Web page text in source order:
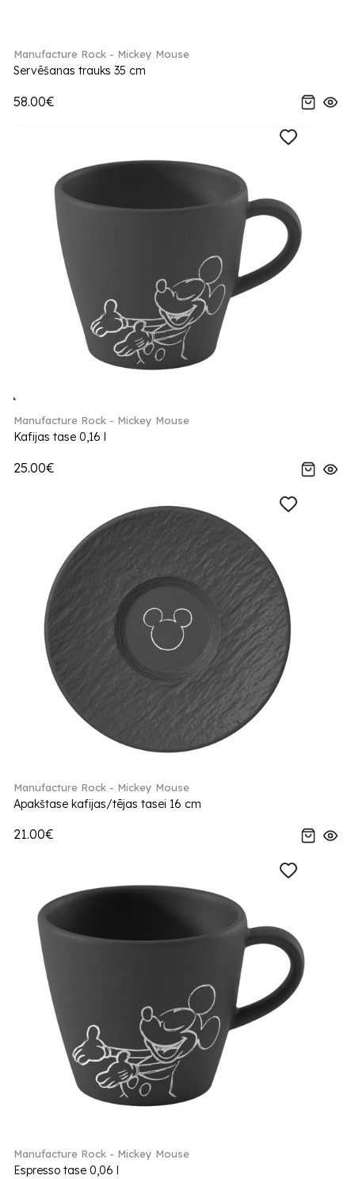
Manufacture Rock - Mickey Mouse
Servēšanas trauks 35 cm
58.00€
Manufacture Rock - Mickey Mouse
Kafijas tase 0,16 l
25.00€
Manufacture Rock - Mickey Mouse
Apakštase kafijas/tējas tasei 16 cm
21.00€
Manufacture Rock - Mickey Mouse
Espresso tase 0,06 l